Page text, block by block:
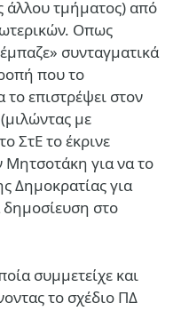
άλλου τμήματος) από
Οπως
συνταγματικά
που το
επιστρέψει στον
με
ΣτΕ το έκρινε
Μητσοτάκη για να το
Δημοκρατίας για
στο
συμμετείχε και
το σχέδιο ΠΔ